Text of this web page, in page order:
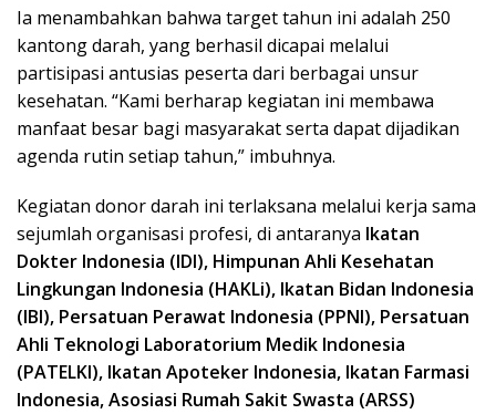
Ia menambahkan bahwa target tahun ini adalah 250
kantong darah, yang berhasil dicapai melalui
partisipasi antusias peserta dari berbagai unsur
kesehatan. “Kami berharap kegiatan ini membawa
manfaat besar bagi masyarakat serta dapat dijadikan
agenda rutin setiap tahun,” imbuhnya.
Kegiatan donor darah ini terlaksana melalui kerja sama
sejumlah organisasi profesi, di antaranya Ikatan
Dokter Indonesia (IDI), Himpunan Ahli Kesehatan
Lingkungan Indonesia (HAKLi), Ikatan Bidan Indonesia
(IBI), Persatuan Perawat Indonesia (PPNI), Persatuan
Ahli Teknologi Laboratorium Medik Indonesia
(PATELKI), Ikatan Apoteker Indonesia, Ikatan Farmasi
Indonesia, Asosiasi Rumah Sakit Swasta (ARSS)